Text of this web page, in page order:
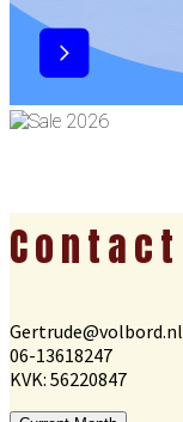
Footer
Contact
Gertrude@volbord.nl
06-13618247
KVK: 56220847